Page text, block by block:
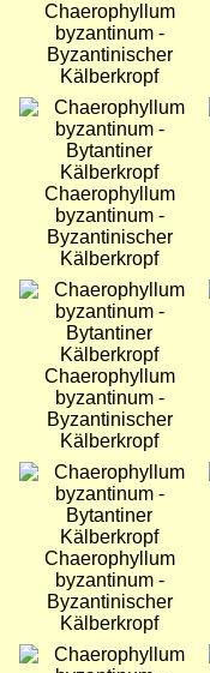
Chaerophyllum
byzantinum -
Byzantinischer
Kälberkropf
Bild
Chaerophyllum
byzantinum -
Byzantinischer
Kälberkropf
Bild
Chaerophyllum
byzantinum -
Byzantinischer
Kälberkropf
Bild
Chaerophyllum
byzantinum -
Byzantinischer
Kälberkropf
Bild